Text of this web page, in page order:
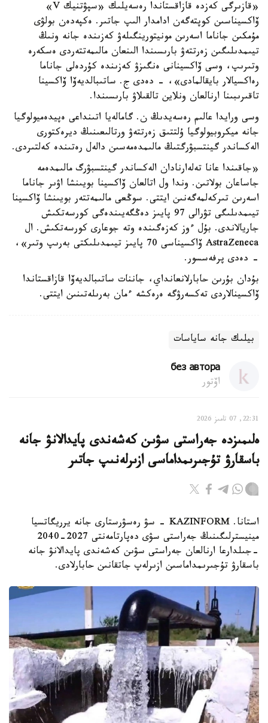
«قازىرگى كەزدە قازاقستاندا رەسەيلىك «سپۋتنيك V»
ۆاكسيناسىن كوپتەگەن ادامدار الىپ جاتىر. ەكپەدەن بولۋى
مۇمكىن جاناما اسەرىن مونيتورينگىلەۋ كەزىندە جانە ونىڭ
تيىمدىلىگىن زەرتتەۋ بارىسىندا الىنعان مالىمەتتەردى ەسكەرە
وتىرىپ، وسى ۆاكسينانى ەنگىزۋ كەزىندە كۇردەلى جاناما
رەاكسيالار بايقالمادى»، - دەدى ج. ساتىبالديەۆا ۆاكسينا
تاقىرىبىنا ارنالعان ونلاين تالقىلاۋ بارىسىندا.
وسى ورايدا عالىم رەسەيدىڭ ن. گامالەيا اتىنداعى ەپيدەميولوگيا
جانە ميكروبيولوگيا ۇلتتىق زەرتتەۋ ورتالىعىنىڭ ديرەكتورى
الەكساندر گينتسبۋرگتىڭ مالىمدەمەسىن دالەل رەتىندە كەلتىردى.
«جاقىندا عانا تەلەارنادان الەكساندر گينتسبۋرگ مالىمدەمە
جاساعان بولاتىن. وندا ول اتالعان ۆاكسينا بويىنشا اۋىر جاناما
اسەرىن تىركەلمەگەنىن ايتتى. سوڭعى مالىمەتتەر بويىنشا ۆاكسينا
تيىمدىلىگى تۋرالى 97 پايىز دەڭگەيىندەگى كورسەتكىش
جاريالاندى. بۇل ءوز كەزەگىندە وتە جوعارى كورسەتكىش. ال
AstraZeneca ۆاكسيناسى 70 پايىز تيىمدىلىكتى بەرىپ وتىر»،
- دەدى پرفەسسور.
بۇدان بۇرىن حابارلانعانداي، جاننات ساتىبالديەۆا قازاقستاندا
ۆاكسينالاردى تەكسەرۋگە ەرەكشە ءمان بەرىلەتىنىن ايتتى.
بيلىك جانە ساياسات
без автора
اۆتور
22:31, 07 تامىز 2026
ەلىمىزدە جەراستى سۋىن كەشەندى پايدالانۋ جانە
باسقارۋ تۇجىرىمداماسى ازىرلەنىپ جاتىر
استانا. KAZINFORM - سۋ رەسۋرستارى جانە يرريگاتسيا
مينيسترلىگىنىڭ جەراستى سۋى دەپارتامەنتى 2027-2040
-جىلدارعا ارنالعان جەراستى سۋىن كەشەندى پايدالانۋ جانە
باسقارۋ تۇجىرىمداماسىن ازىرلەپ جاتقانىن حابارلادى.